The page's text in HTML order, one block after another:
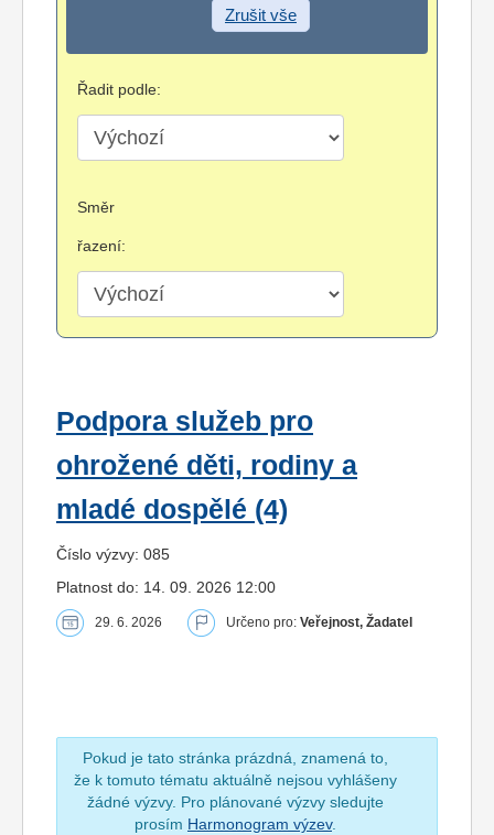
Zrušit vše
Řadit podle:
Směr
řazení:
Podpora služeb pro
ohrožené děti, rodiny a
mladé dospělé (4)
Číslo výzvy: 085
Platnost do: 14. 09. 2026 12:00
29. 6. 2026 Určeno pro: Veřejnost, Žadatel
Pokud je tato stránka prázdná, znamená to,
že k tomuto tématu aktuálně nejsou vyhlášeny
žádné výzvy. Pro plánované výzvy sledujte
prosím Harmonogram výzev.